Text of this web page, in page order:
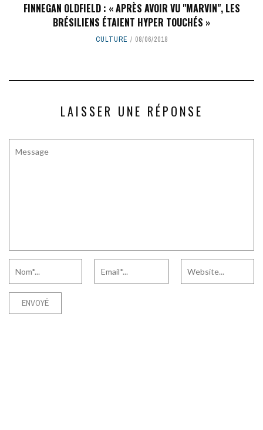
FINNEGAN OLDFIELD : « APRÈS AVOIR VU "MARVIN", LES
BRÉSILIENS ÉTAIENT HYPER TOUCHÉS »
CULTURE 08/06/2018
LAISSER UNE RÉPONSE